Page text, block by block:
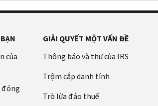
của
đóng
GIẢI QUYẾT MỘT VẤN ĐỀ
Thông báo và thư của IRS
Trộm cắp danh tính
Trò lừa đảo thuế